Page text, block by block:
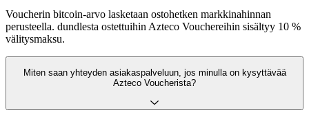
Voucherin bitcoin-arvo lasketaan ostohetken markkinahinnan
perusteella. dundlesta ostettuihin Azteco Vouchereihin sisältyy 10 %
välitysmaksu.
Miten saan yhteyden asiakaspalveluun, jos minulla on kysyttävää
Azteco Voucherista?